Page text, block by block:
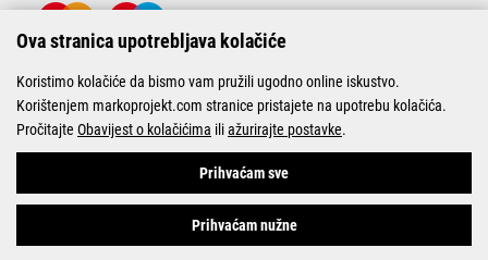
© Marko-Projekt 2026
Ova stranica upotrebljava kolačiće
Koristimo kolačiće da bismo vam pružili ugodno online iskustvo.
Korištenjem markoprojekt.com stranice pristajete na upotrebu kolačića.
Pročitajte Obavijest o kolačićima iliažurirajte postavke.
Prihvaćam sve
Prihvaćam nužne